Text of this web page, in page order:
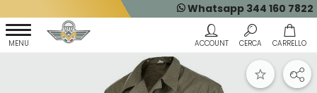
Whatsapp 344 160 7822